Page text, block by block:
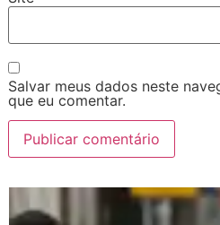
Salvar meus dados neste
que eu comentar.